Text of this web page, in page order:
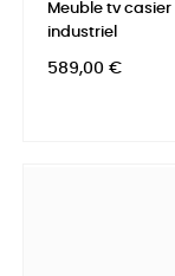
Meuble tv casier
industriel
Prix
589,00 €